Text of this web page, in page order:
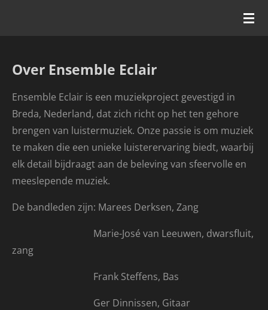
deOver Ensemble Eclair
Ensemble Eclair is een muziekproject gevestigd in
Breda, Nederland, dat zich richt op het ten gehore
brengen van luistermuziek. Onze passie is om muziek
te maken die een unieke luisterervaring biedt, waarbij
elk detail bijdraagt aan de beleving van sfeervolle en
meeslepende muziek.
De bandleden zijn: Marees Derksen, Zang
Marie-José van Leeuwen, dwarsfluit,
zang
Frank Steffens, Bas
Ger Dinnissen, Gitaar